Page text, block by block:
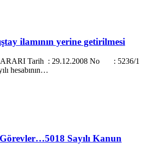
ilamının yerine getirilmesi
Tarih : 29.12.2008 No : 5236/1
hesabının…
Sayılı Kanun